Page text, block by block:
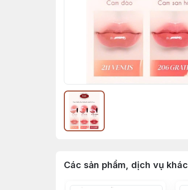
Các sản phẩm, dịch vụ khác